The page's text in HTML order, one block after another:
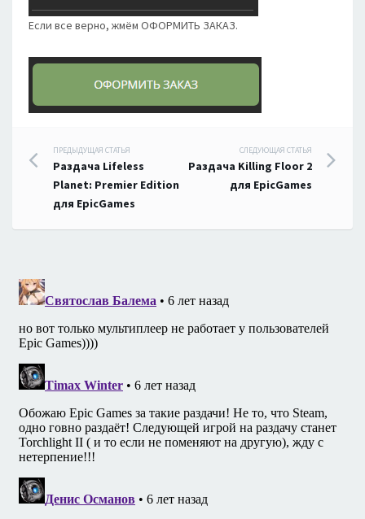
Если все верно, жмём ОФОРМИТЬ ЗАКАЗ.
Навигация
по
записям
ПРЕДЫДУЩАЯ СТАТЬЯ
Раздача Lifeless
Planet: Premier Edition
для EpicGames
СЛЕДУЮЩАЯ СТАТЬЯ
Раздача Killing Floor 2
для EpicGames